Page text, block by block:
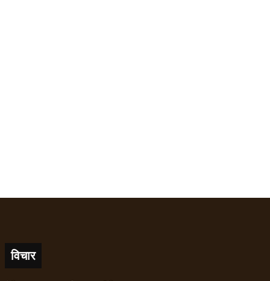
विचार